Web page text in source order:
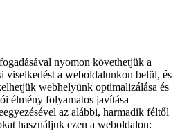
nyomon követhetjük a
viselkedést a weboldalunkon belül, és
webhelyünk optimalizálása és
élmény folyamatos javítása
az alábbi, harmadik féltől
használjuk ezen a weboldalon: